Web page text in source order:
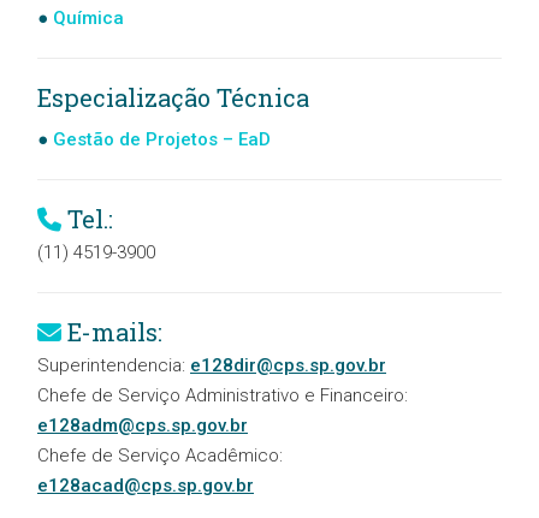
Química
Especialização Técnica
Gestão de Projetos – EaD
Tel.:
(11) 4519-3900
E-mails:
Superintendencia: e128dir@cps.sp.gov.br
Chefe de Serviço Administrativo e Financeiro:
e128adm@cps.sp.gov.br
Chefe de Serviço Acadêmico:
e128acad@cps.sp.gov.br